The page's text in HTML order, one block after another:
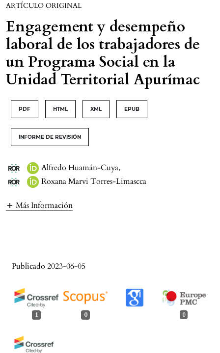
ARTÍCULO ORIGINAL
Engagement y desempeño
laboral de los trabajadores de
un Programa Social en la
Unidad Territorial Apurímac
PDF HTML XML EPUB
INFORME DE REVISIÓN
Alfredo Huamán-Cuya,
Roxana Marvi Torres-Limascca
Más Información
Publicado 2023-06-05
1 0 0